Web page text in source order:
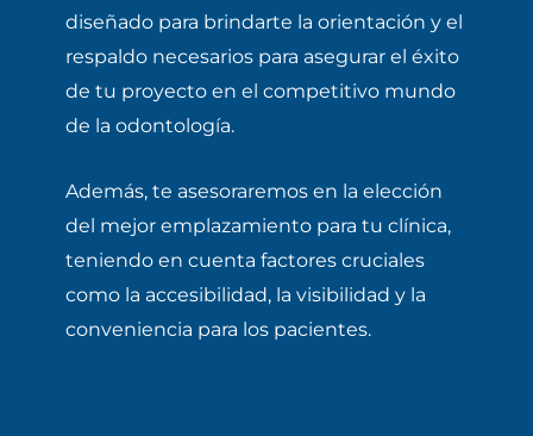
diseñado para brindarte la orientación y el
respaldo necesarios para asegurar el éxito
de tu proyecto en el competitivo mundo
de la odontología.
Además, te asesoraremos en la elección
del mejor emplazamiento para tu clínica,
teniendo en cuenta factores cruciales
como la accesibilidad, la visibilidad y la
conveniencia para los pacientes.